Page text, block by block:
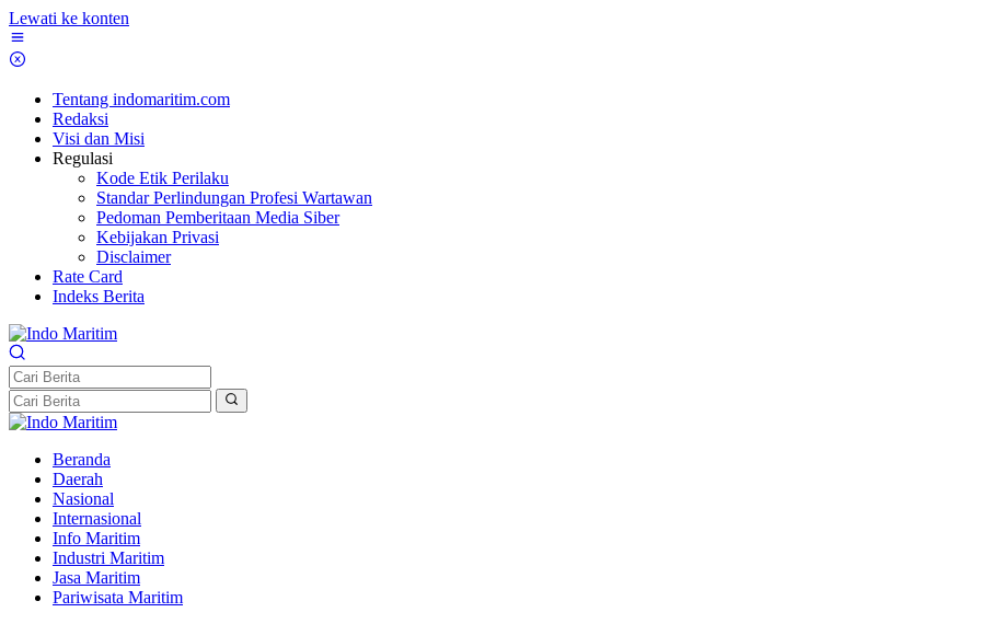
Lewati ke konten
Tentang indomaritim.com
Redaksi
Visi dan Misi
Regulasi
Kode Etik Perilaku
Standar Perlindungan Profesi Wartawan
Pedoman Pemberitaan Media Siber
Kebijakan Privasi
Disclaimer
Rate Card
Indeks Berita
Beranda
Daerah
Nasional
Internasional
Info Maritim
Industri Maritim
Jasa Maritim
Pariwisata Maritim